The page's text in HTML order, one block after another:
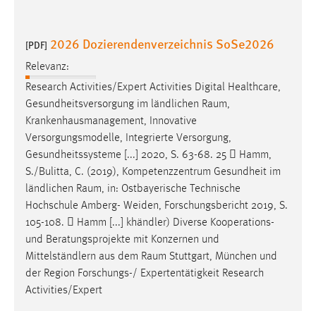
[PDF] 2026 Dozierendenverzeichnis SoSe2026
Relevanz:
Research Activities/Expert Activities Digital Healthcare,
Gesundheitsversorgung im ländlichen Raum,
Krankenhausmanagement, Innovative
Versorgungsmodelle, Integrierte Versorgung,
Gesundheitssysteme [...] 2020, S. 63-68. 25  Hamm,
S./Bulitta, C. (2019), Kompetenzzentrum Gesundheit im
ländlichen Raum, in: Ostbayerische Technische
Hochschule Amberg- Weiden, Forschungsbericht 2019, S.
105-108.  Hamm [...] khändler) Diverse Kooperations-
und Beratungsprojekte mit Konzernen und
Mittelständlern aus dem Raum Stuttgart, München und
der Region Forschungs-/ Expertentätigkeit Research
Activities/Expert